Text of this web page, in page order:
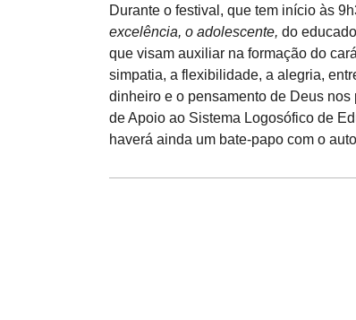
Durante o festival, que tem início às
excelência, o adolescente, do
que visam auxiliar na formação do
simpatia, a flexibilidade, a alegria,
dinheiro e o pensamento de Deus
de Apoio ao Sistema Logosófico de
haverá ainda um bate-papo com o